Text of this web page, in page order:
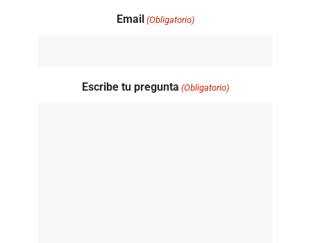
Email (Obligatorio)
Escribe tu pregunta (Obligatorio)